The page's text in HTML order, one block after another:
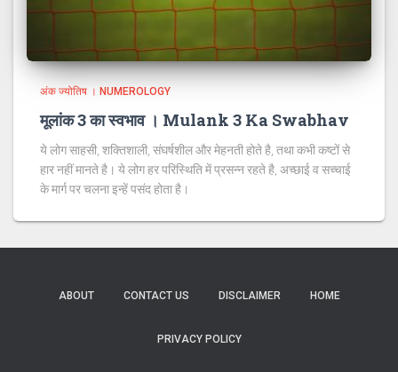
अंक ज्योतिष । NUMEROLOGY
मूलांक 3 का स्वभाव । Mulank 3 Ka Swabhav
ये लोग साहसी, शक्तिशाली, संघर्षशील और मेहनती होते है, तथा कभी कष्टों से
हार नहीं मानते है। ये लोग हर परिस्थिति में प्रसन्न रहते है, अच्छाई व सच्चाई
के मार्ग पर चलना इन्हें पसंद होता है।
ABOUT CONTACT US DISCLAIMER HOME
PRIVACY POLICY